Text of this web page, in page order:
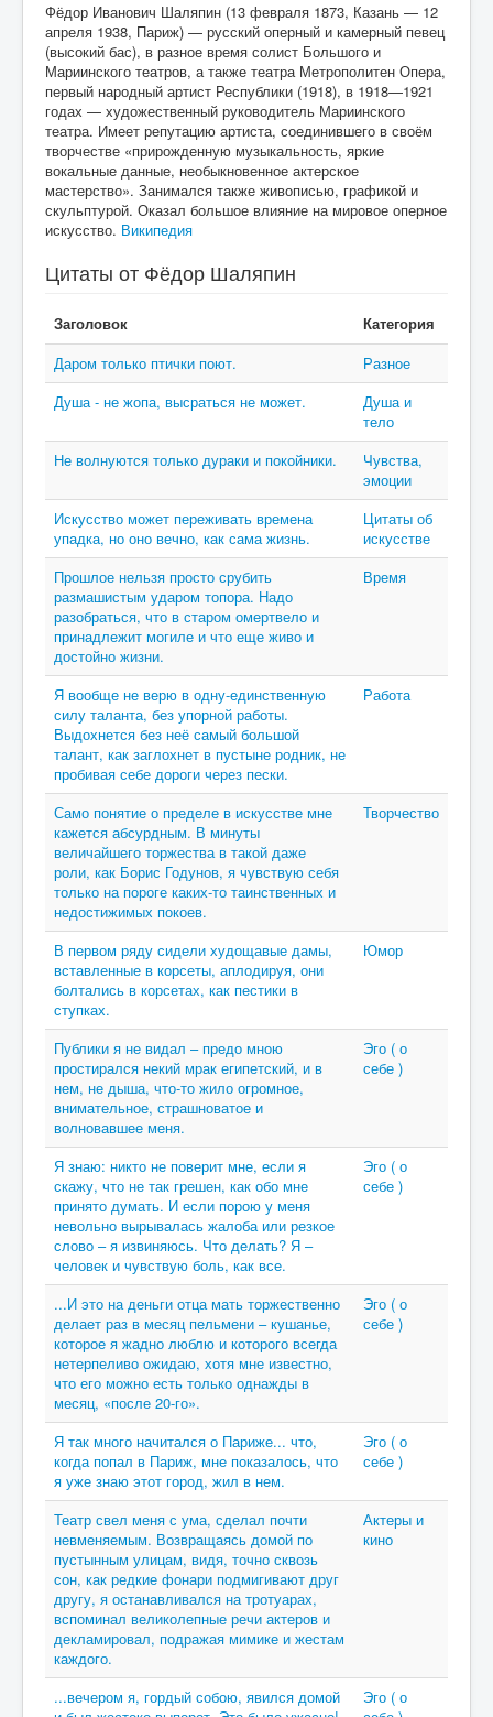
Фёдор Иванович Шаляпин (13 февраля 1873, Казань — 12
апреля 1938, Париж) — русский оперный и камерный певец
(высокий бас), в разное время солист Большого и
Мариинского театров, а также театра Метрополитен Опера,
первый народный артист Республики (1918), в 1918—1921
годах — художественный руководитель Мариинского
театра. Имеет репутацию артиста, соединившего в своём
творчестве «прирожденную музыкальность, яркие
вокальные данные, необыкновенное актерское
мастерство». Занимался также живописью, графикой и
скульптурой. Оказал большое влияние на мировое оперное
искусство. Википедия
Цитаты от Фёдор Шаляпин
Заголовок
Категория
Даром только птички поют.
Разное
Душа - не жопа, высраться не может.
Душа и
тело
Не волнуются только дураки и покойники.
Чувства,
эмоции
Искусство может переживать времена
упадка, но оно вечно, как сама жизнь.
Цитаты об
искусстве
Прошлое нельзя просто срубить
размашистым ударом топора. Надо
разобраться, что в старом омертвело и
принадлежит могиле и что еще живо и
достойно жизни.
Время
Я вообще не верю в одну-единственную
силу таланта, без упорной работы.
Выдохнется без неё самый большой
талант, как заглохнет в пустыне родник, не
пробивая себе дороги через пески.
Работа
Само понятие о пределе в искусстве мне
кажется абсурдным. В минуты
величайшего торжества в такой даже
роли, как Борис Годунов, я чувствую себя
только на пороге каких-то таинственных и
недостижимых покоев.
Творчество
В первом ряду сидели худощавые дамы,
вставленные в корсеты, аплодируя, они
болтались в корсетах, как пестики в
ступках.
Юмор
Публики я не видал – предо мною
простирался некий мрак египетский, и в
нем, не дыша, что-то жило огромное,
внимательное, страшноватое и
волновавшее меня.
Эго ( о
себе )
Я знаю: никто не поверит мне, если я
скажу, что не так грешен, как обо мне
принято думать. И если порою у меня
невольно вырывалась жалоба или резкое
слово – я извиняюсь. Что делать? Я –
человек и чувствую боль, как все.
Эго ( о
себе )
...И это на деньги отца мать торжественно
делает раз в месяц пельмени – кушанье,
которое я жадно люблю и которого всегда
нетерпеливо ожидаю, хотя мне известно,
что его можно есть только однажды в
месяц, «после 20-го».
Эго ( о
себе )
Я так много начитался о Париже... что,
когда попал в Париж, мне показалось, что
я уже знаю этот город, жил в нем.
Эго ( о
себе )
Театр свел меня с ума, сделал почти
невменяемым. Возвращаясь домой по
пустынным улицам, видя, точно сквозь
сон, как редкие фонари подмигивают друг
другу, я останавливался на тротуарах,
вспоминал великолепные речи актеров и
декламировал, подражая мимике и жестам
каждого.
Актеры и
кино
...вечером я, гордый собою, явился домой
Эго ( о